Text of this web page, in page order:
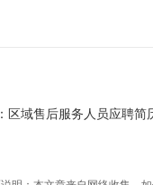
区域售后服务人员应聘简